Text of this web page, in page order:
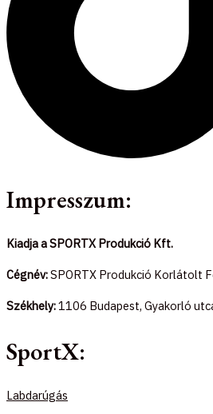
Impresszum:
Kiadja a SPORTX Produkció Kft.
Cégnév:SPORTX Produkció Korlátolt
Székhely:1106 Budapest, Gyakorló
SportX:
Labdarúgás